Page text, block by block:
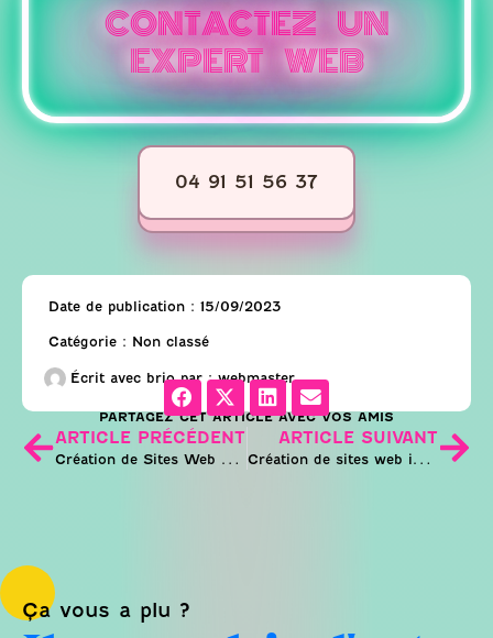
CONTACTEZ UN
EXPERT WEB
04 91 51 56 37
Date de publication : 15/09/2023
Catégorie : Non classé
Écrit avec brio par :webmaster
PARTAGEZ CET ARTICLE AVEC VOS AMIS
ARTICLE PRÉCÉDENT
Création de Sites Web sur Mesure
ARTICLE SUIVANT
Création de sites web innovants : l’agence M COM
Ça vous a plu ?